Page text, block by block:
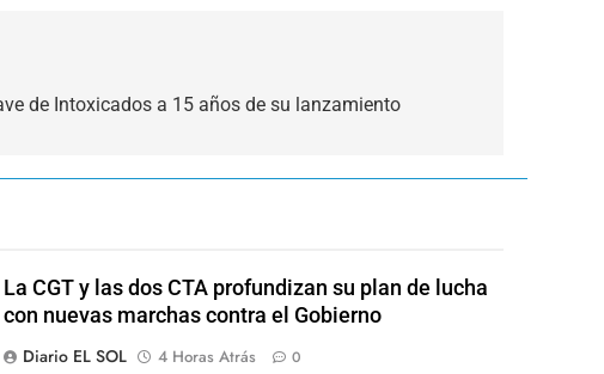
de Intoxicados a 15 años de su lanzamiento
La CGT y las dos CTA profundizan su plan de lucha
con nuevas marchas contra el Gobierno
Diario EL SOL
4 Horas Atrás 0